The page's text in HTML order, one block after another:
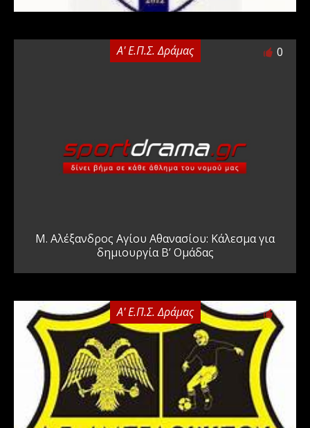
Α' Ε.Π.Σ. Δράμας 0
Μ. Αλέξανδρος Αγίου Αθανασίου: Κάλεσμα για
δημιουργία Β’ Ομάδας
Α' Ε.Π.Σ. Δράμας 0